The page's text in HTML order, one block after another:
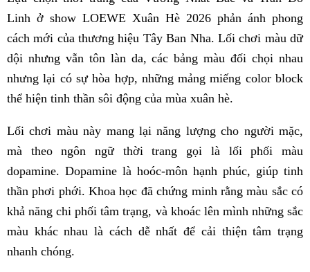
Linh ở show LOEWE Xuân Hè 2026 phản ánh phong
cách mới của thương hiệu Tây Ban Nha. Lối chơi màu dữ
dội nhưng vẫn tôn làn da, các bảng màu đối chọi nhau
nhưng lại có sự hòa hợp, những mảng miếng color block
thể hiện tinh thần sôi động của mùa xuân hè.
Lối chơi màu này mang lại năng lượng cho người mặc,
mà theo ngôn ngữ thời trang gọi là lối phối màu
dopamine. Dopamine là hoóc-môn hạnh phúc, giúp tinh
thần phơi phới. Khoa học đã chứng minh rằng màu sắc có
khả năng chi phối tâm trạng, và khoác lên mình những sắc
màu khác nhau là cách dễ nhất để cải thiện tâm trạng
nhanh chóng.